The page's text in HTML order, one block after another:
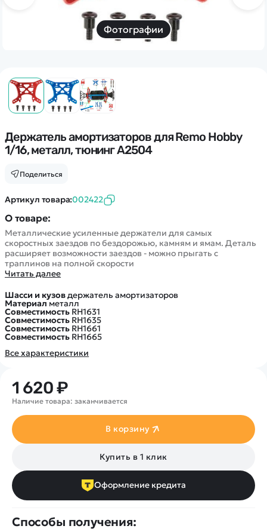
Фотографии
Держатель амортизаторов для Remo Hobby
1/16, металл, тюнинг A2504
Поделиться
Артикул товара:002422
О товаре:
Металлические усиленные держатели для самых
скоростных заездов по бездорожью, камням и ямам. Деталь
расширяет возможности заездов - можно прыгать с
траплинов на полной скорости
Читать далее
Шасси и кузовдержатель амортизаторов
Материалметалл
Совместимость RH1631
Совместимость RH1635
Совместимость RH1661
Совместимость RH1665
Все характеристики
1 620 ₽
Наличие товара: заканчивается
В корзину
Купить в 1 клик
Оформление кредита
Способы получения:
Дополнительный способ связи
WhatsApp/Мобильный
Заказать звонок
Квадрокоптеры
Машинки
Танки
Вертолеты
Роботы
Самолеты
Сборные модели
Детские электромобили
Железные дороги
Конструкторы
Запчасти для моделей
Информация
Оптовые продажи
Блог
Статьи про беспилотники
Обзор квадрокоптеров
Аренда Квадрокоптеров
Покупка в кредит
Покупателю
Контакты
Оплата и доставка
Помощь